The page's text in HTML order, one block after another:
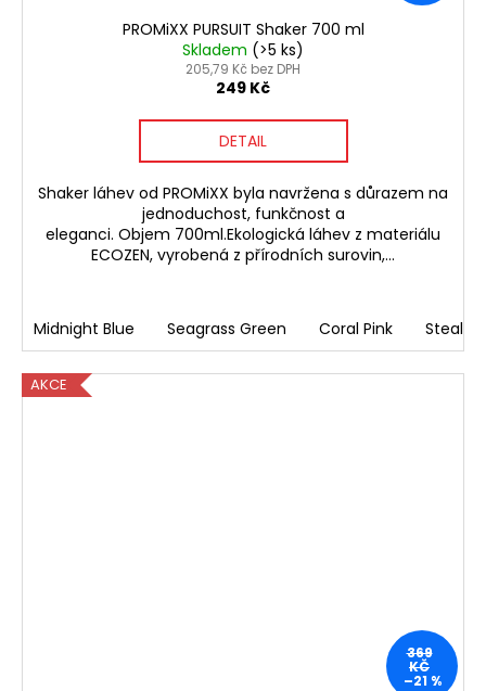
PROMiXX PURSUIT Shaker 700 ml
Skladem (>5 ks)
205,79 Kč bez DPH
249 Kč
DETAIL
Shaker láhev od PROMiXX byla navržena s důrazem na
jednoduchost, funkčnost a
eleganci. Objem 700ml.Ekologická láhev z materiálu
ECOZEN, vyrobená z přírodních surovin,...
Midnight Blue Seagrass Green Coral Pink Stealth
AKCE
369
KČ
–21 %